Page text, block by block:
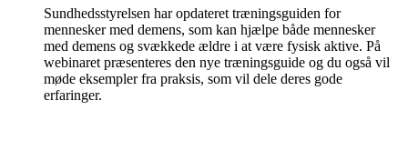
Sundhedsstyrelsen har opdateret træningsguiden for
mennesker med demens, som kan hjælpe både mennesker
med demens og svækkede ældre i at være fysisk aktive. På
webinaret præsenteres den nye træningsguide og du også vil
møde eksempler fra praksis, som vil dele deres gode
erfaringer.